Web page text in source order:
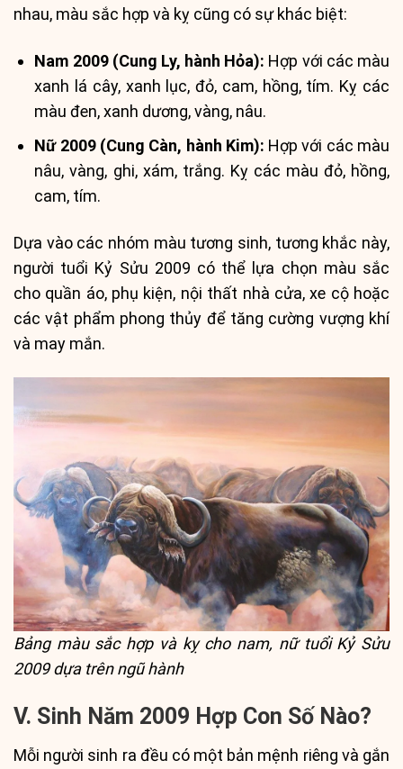
nhau, màu sắc hợp và kỵ cũng có sự khác biệt:
Nam 2009 (Cung Ly, hành Hỏa): Hợp với các màu
xanh lá cây, xanh lục, đỏ, cam, hồng, tím. Kỵ các
màu đen, xanh dương, vàng, nâu.
Nữ 2009 (Cung Càn, hành Kim): Hợp với các màu
nâu, vàng, ghi, xám, trắng. Kỵ các màu đỏ, hồng,
cam, tím.
Dựa vào các nhóm màu tương sinh, tương khắc này,
người tuổi Kỷ Sửu 2009 có thể lựa chọn màu sắc
cho quần áo, phụ kiện, nội thất nhà cửa, xe cộ hoặc
các vật phẩm phong thủy để tăng cường vượng khí
và may mắn.
Bảng màu sắc hợp và kỵ cho nam, nữ tuổi Kỷ Sửu
2009 dựa trên ngũ hành
V. Sinh Năm 2009 Hợp Con Số Nào?
Mỗi người sinh ra đều có một bản mệnh riêng và gắn